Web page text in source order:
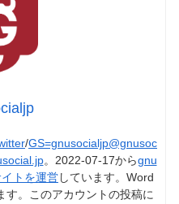
/GS=gnusocialjp@gnusoc
。2022-07-17からgnu
トを運営しています。Word
す。このアカウントの投稿に